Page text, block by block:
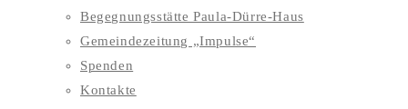
Begegnungsstätte Paula-Dürre-Haus
Gemeindezeitung „Impulse“
Spenden
Kontakte